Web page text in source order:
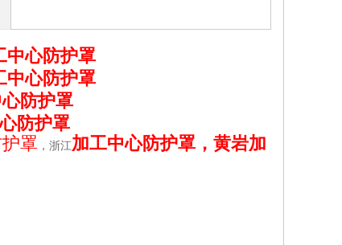
中心防护罩
中心防护罩
防护罩
防护罩
罩 ，浙江加工中心防护罩，黄岩加